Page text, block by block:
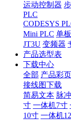
运动控制器
PLC
CODESYS
Mini PLC 单
JT3U 变频器
产品选型表
下载中心
全部 产品彩页
接线图下载
简易文本 脉
寸 一体机7寸
10寸 一体机